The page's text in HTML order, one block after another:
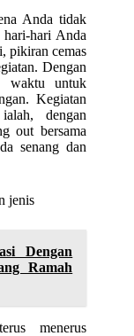
Anda tidak
hari Anda
pikiran cemas
Dengan
waktu untuk
Kegiatan
dengan
out bersama
senang dan
jenis
Dengan
Ramah
menerus